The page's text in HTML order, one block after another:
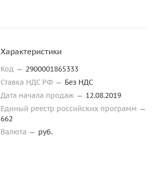
Характеристики
Код — 2900001865333
Ставка НДС РФ — Без НДС
Дата начала продаж — 12.08.2019
Единый реестр российских программ —
662
Валюта — руб.